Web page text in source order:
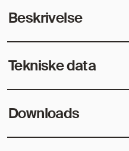
Beskrivelse
Tekniske data
Downloads